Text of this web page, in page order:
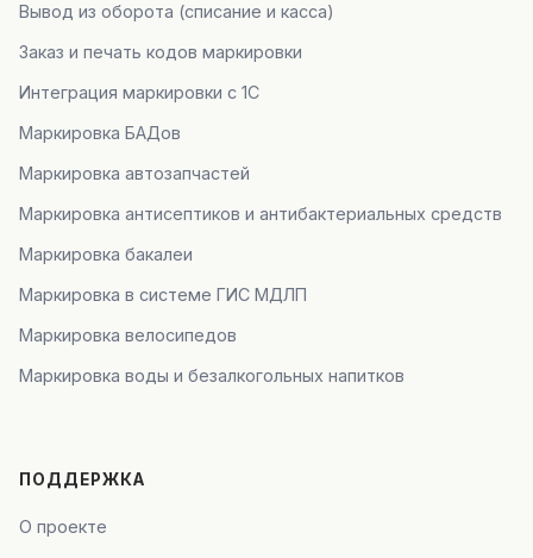
Вывод из оборота (списание и касса)
Заказ и печать кодов маркировки
Интеграция маркировки с 1С
Маркировка БАДов
Маркировка автозапчастей
Маркировка антисептиков и антибактериальных средств
Маркировка бакалеи
Маркировка в системе ГИС МДЛП
Маркировка велосипедов
Маркировка воды и безалкогольных напитков
ПОДДЕРЖКА
О проекте